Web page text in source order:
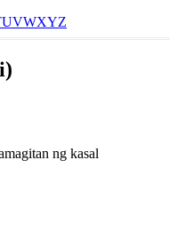
UVWXYZ
ng kasal